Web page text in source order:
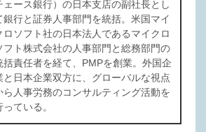
ェース銀行）の日本支店の副社長とし
銀行と証券人事部門を統括。米国マイ
ロソフト社の日本法人であるマイクロ
フト株式会社の人事部門と総務部門の
括責任者を経て、PMPを創業。外国企
と日本企業双方に、グローバルな視点
ら人事労務のコンサルティング活動を
っている。